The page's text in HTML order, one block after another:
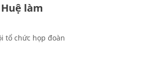
làm
tổ chức họp đoàn